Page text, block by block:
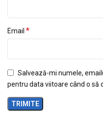
Email *
Salvează-mi numele,
pentru data viitoare când o să